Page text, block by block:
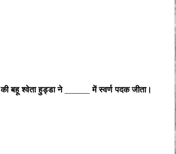
बहू श्वेता हुड्डा ने ______ में स्वर्ण पदक जीता।